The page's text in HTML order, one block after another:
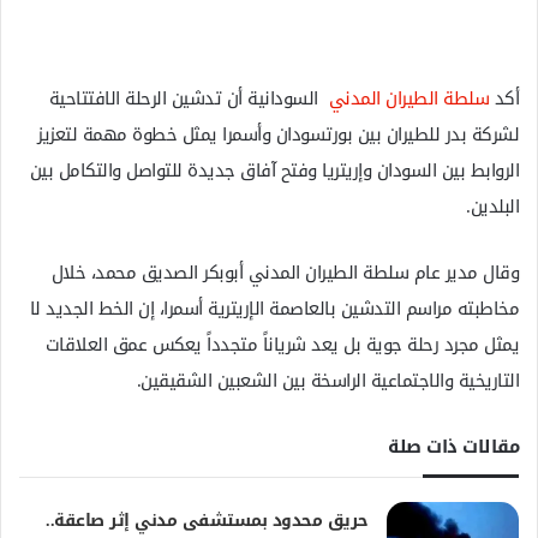
ي
أكدسلطة الطيران المدني السودانية أن تدشين الرحلة الافتتاحية
لشركة بدر للطيران بين بورتسودان وأسمرا يمثل خطوة مهمة لتعزيز
الروابط بين السودان وإريتريا وفتح آفاق جديدة للتواصل والتكامل بين
البلدين.
وقال مدير عام سلطة الطيران المدني أبوبكر الصديق محمد، خلال
مخاطبته مراسم التدشين بالعاصمة الإريترية أسمرا، إن الخط الجديد لا
يمثل مجرد رحلة جوية بل يعد شرياناً متجدداً يعكس عمق العلاقات
التاريخية والاجتماعية الراسخة بين الشعبين الشقيقين.
مقالات ذات صلة
حريق محدود بمستشفى مدني إثر صاعقة..